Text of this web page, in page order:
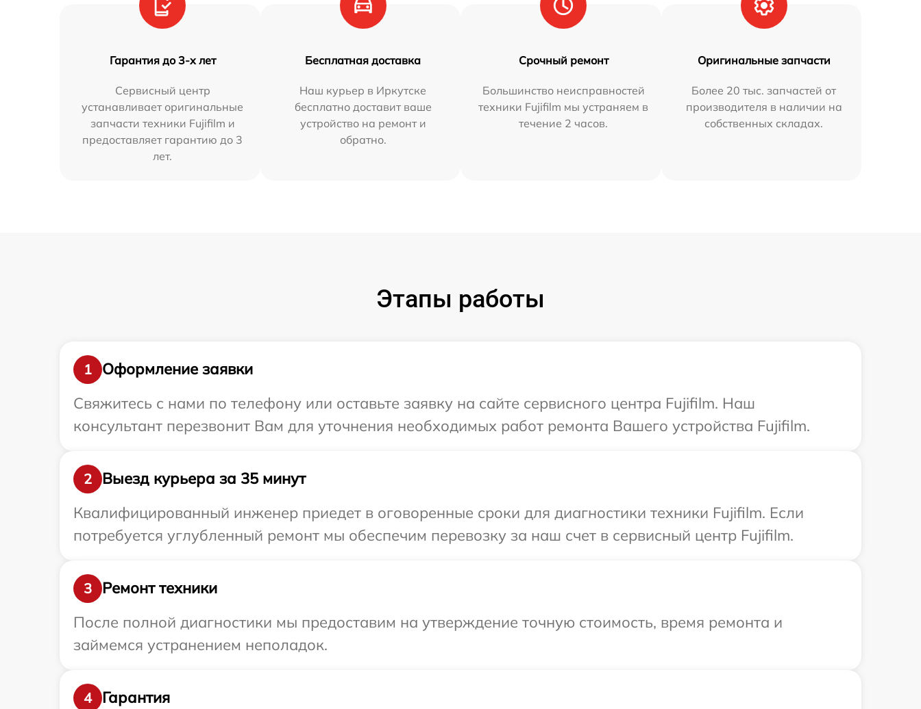
Гарантия до 3-х лет
Сервисный центр
устанавливает оригинальные
запчасти техники Fujifilm и
предоставляет гарантию до 3
лет.
Бесплатная доставка
Наш курьер в Иркутске
бесплатно доставит ваше
устройство на ремонт и
обратно.
Срочный ремонт
Большинство неисправностей
техники Fujifilm мы устраняем в
течение 2 часов.
Оригинальные запчасти
Более 20 тыс. запчастей от
производителя в наличии на
собственных складах.
Этапы работы
1
Оформление заявки
Свяжитесь с нами по телефону или оставьте заявку на сайте сервисного центра Fujifilm. Наш
консультант перезвонит Вам для уточнения необходимых работ ремонта Вашего устройства Fujifilm.
2
Выезд курьера за 35 минут
Квалифицированный инженер приедет в оговоренные сроки для диагностики техники Fujifilm. Если
потребуется углубленный ремонт мы обеспечим перевозку за наш счет в сервисный центр Fujifilm.
3
Ремонт техники
После полной диагностики мы предоставим на утверждение точную стоимость, время ремонта и
займемся устранением неполадок.
4
Гарантия